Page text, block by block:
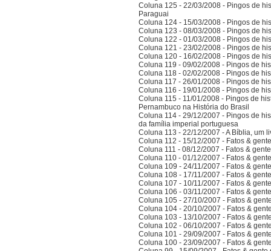
Coluna 125 - 22/03/2008 - Pingos de
Paraguai
Coluna 124 - 15/03/2008 - Pingos de
Coluna 123 - 08/03/2008 - Pingos de
Coluna 122 - 01/03/2008 - Pingos de
Coluna 121 - 23/02/2008 - Pingos de
Coluna 120 - 16/02/2008 - Pingos de
Coluna 119 - 09/02/2008 - Pingos de
Coluna 118 - 02/02/2008 - Pingos de
Coluna 117 - 26/01/2008 - Pingos de
Coluna 116 - 19/01/2008 - Pingos de
Coluna 115 - 11/01/2008 - Pingos de
Pernambuco na História do Brasil
Coluna 114 - 29/12/2007 - Pingos de
da família imperial portuguesa
Coluna 113 - 22/12/2007 - A Bíblia, um
Coluna 112 - 15/12/2007 - Fatos &
Coluna 111 - 08/12/2007 - Fatos &
Coluna 110 - 01/12/2007 - Fatos &
Coluna 109 - 24/11/2007 - Fatos &
Coluna 108 - 17/11/2007 - Fatos &
Coluna 107 - 10/11/2007 - Fatos &
Coluna 106 - 03/11/2007 - Fatos &
Coluna 105 - 27/10/2007 - Fatos &
Coluna 104 - 20/10/2007 - Fatos &
Coluna 103 - 13/10/2007 - Fatos &
Coluna 102 - 06/10/2007 - Fatos &
Coluna 101 - 29/09/2007 - Fatos &
Coluna 100 - 23/09/2007 - Fatos &